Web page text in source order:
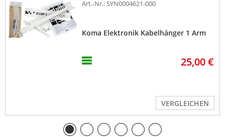
Art.-Nr.: SYN0004621-000
Koma Elektronik Kabelhänger 1 Arm
25,00 €
VERGLEICHEN